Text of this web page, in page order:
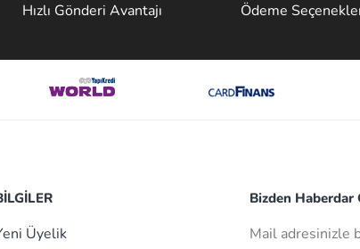
Hızlı Gönderi Avantajı Ödeme
Üyelik
Bizden Haberdar
Mail adresinizle